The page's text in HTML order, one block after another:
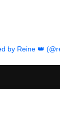
by Reine 👑